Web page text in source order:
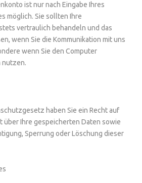
ist nur nach Eingabe Ihres
möglich. Sie sollten Ihre
vertraulich behandeln und das
wenn Sie die Kommunikation mit uns
wenn Sie den Computer
nutzen.
haben Sie ein Recht auf
Ihre gespeicherten Daten sowie
Sperrung oder Löschung dieser